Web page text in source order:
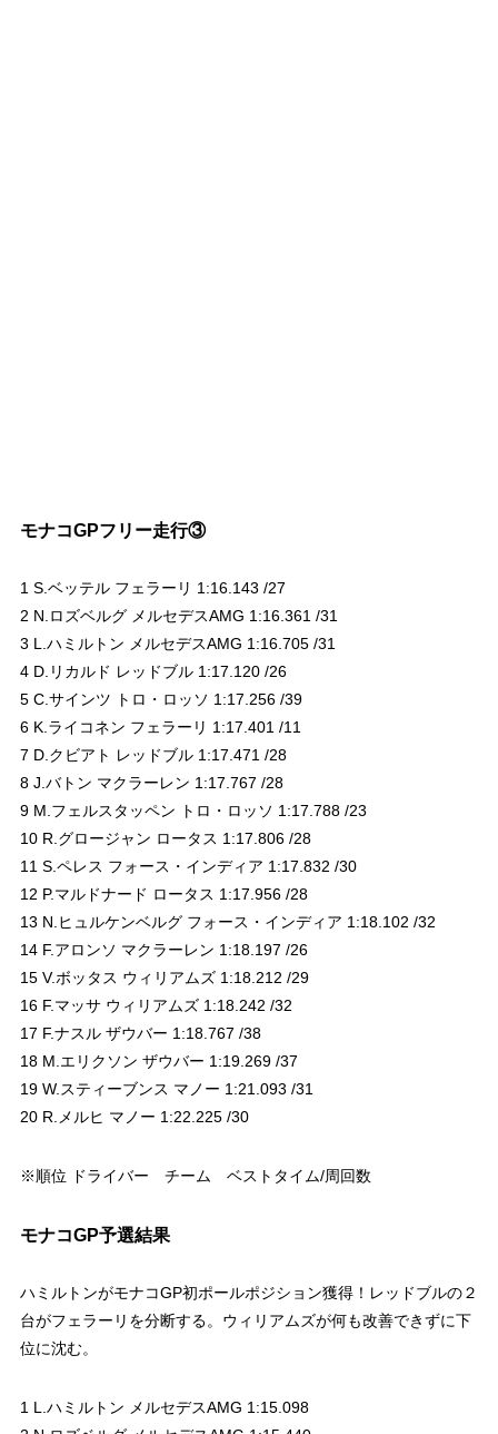
モナコGPフリー走行③
1 S.ベッテル フェラーリ 1:16.143 /27
2 N.ロズベルグ メルセデスAMG 1:16.361 /31
3 L.ハミルトン メルセデスAMG 1:16.705 /31
4 D.リカルド レッドブル 1:17.120 /26
5 C.サインツ トロ・ロッソ 1:17.256 /39
6 K.ライコネン フェラーリ 1:17.401 /11
7 D.クビアト レッドブル 1:17.471 /28
8 J.バトン マクラーレン 1:17.767 /28
9 M.フェルスタッペン トロ・ロッソ 1:17.788 /23
10 R.グロージャン ロータス 1:17.806 /28
11 S.ペレス フォース・インディア 1:17.832 /30
12 P.マルドナード ロータス 1:17.956 /28
13 N.ヒュルケンベルグ フォース・インディア 1:18.102 /32
14 F.アロンソ マクラーレン 1:18.197 /26
15 V.ボッタス ウィリアムズ 1:18.212 /29
16 F.マッサ ウィリアムズ 1:18.242 /32
17 F.ナスル ザウバー 1:18.767 /38
18 M.エリクソン ザウバー 1:19.269 /37
19 W.スティーブンス マノー 1:21.093 /31
20 R.メルヒ マノー 1:22.225 /30
※順位 ドライバー チーム ベストタイム/周回数
モナコGP予選結果
ハミルトンがモナコGP初ポールポジション獲得！レッドブルの２
台がフェラーリを分断する。ウィリアムズが何も改善できずに下
位に沈む。
1 L.ハミルトン メルセデスAMG 1:15.098